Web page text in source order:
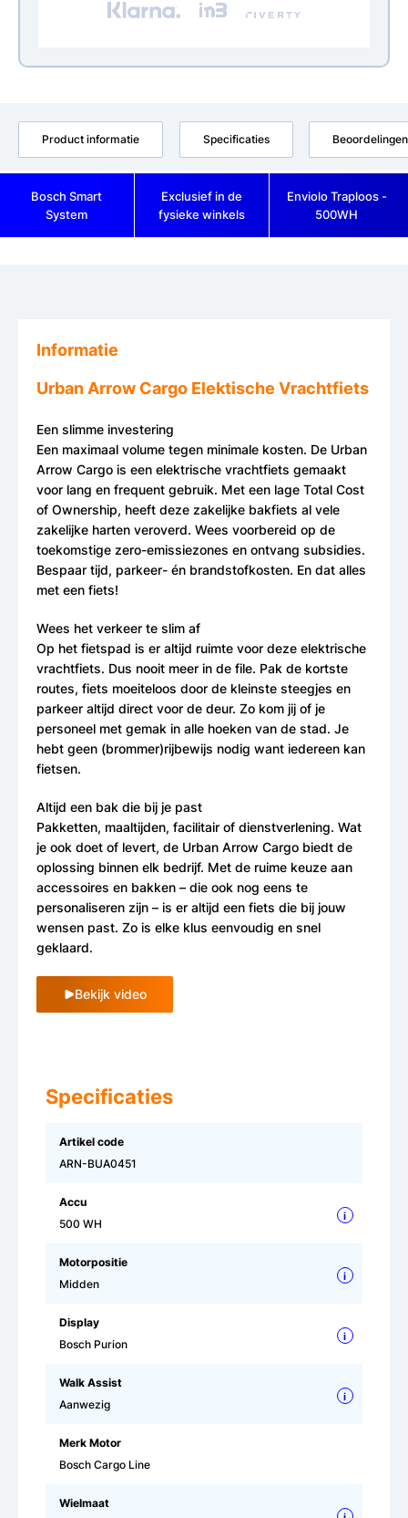
Product informatie Specificaties Beoordelingen
Bosch Smart
System
Exclusief in de
fysieke winkels
Enviolo Traploos -
500WH
Informatie
Urban Arrow Cargo Elektische Vrachtfiets
Een slimme investering
Een maximaal volume tegen minimale kosten. De Urban
Arrow Cargo is een elektrische vrachtfiets gemaakt
voor lang en frequent gebruik. Met een lage Total Cost
of Ownership, heeft deze zakelijke bakfiets al vele
zakelijke harten veroverd. Wees voorbereid op de
toekomstige zero-emissiezones en ontvang subsidies.
Bespaar tijd, parkeer- én brandstofkosten. En dat alles
met een fiets!
Wees het verkeer te slim af
Op het fietspad is er altijd ruimte voor deze elektrische
vrachtfiets. Dus nooit meer in de file. Pak de kortste
routes, fiets moeiteloos door de kleinste steegjes en
parkeer altijd direct voor de deur. Zo kom jij of je
personeel met gemak in alle hoeken van de stad. Je
hebt geen (brommer)rijbewijs nodig want iedereen kan
fietsen.
Altijd een bak die bij je past
Pakketten, maaltijden, facilitair of dienstverlening. Wat
je ook doet of levert, de Urban Arrow Cargo biedt de
oplossing binnen elk bedrijf. Met de ruime keuze aan
accessoires en bakken – die ook nog eens te
personaliseren zijn – is er altijd een fiets die bij jouw
wensen past. Zo is elke klus eenvoudig en snel
geklaard.
Bekijk video
Specificaties
Artikel code
ARN-BUA0451
Accu
500 WH
i
Motorpositie
Midden
i
Display
Bosch Purion
i
Walk Assist
Aanwezig
i
Merk Motor
Bosch Cargo Line
Wielmaat